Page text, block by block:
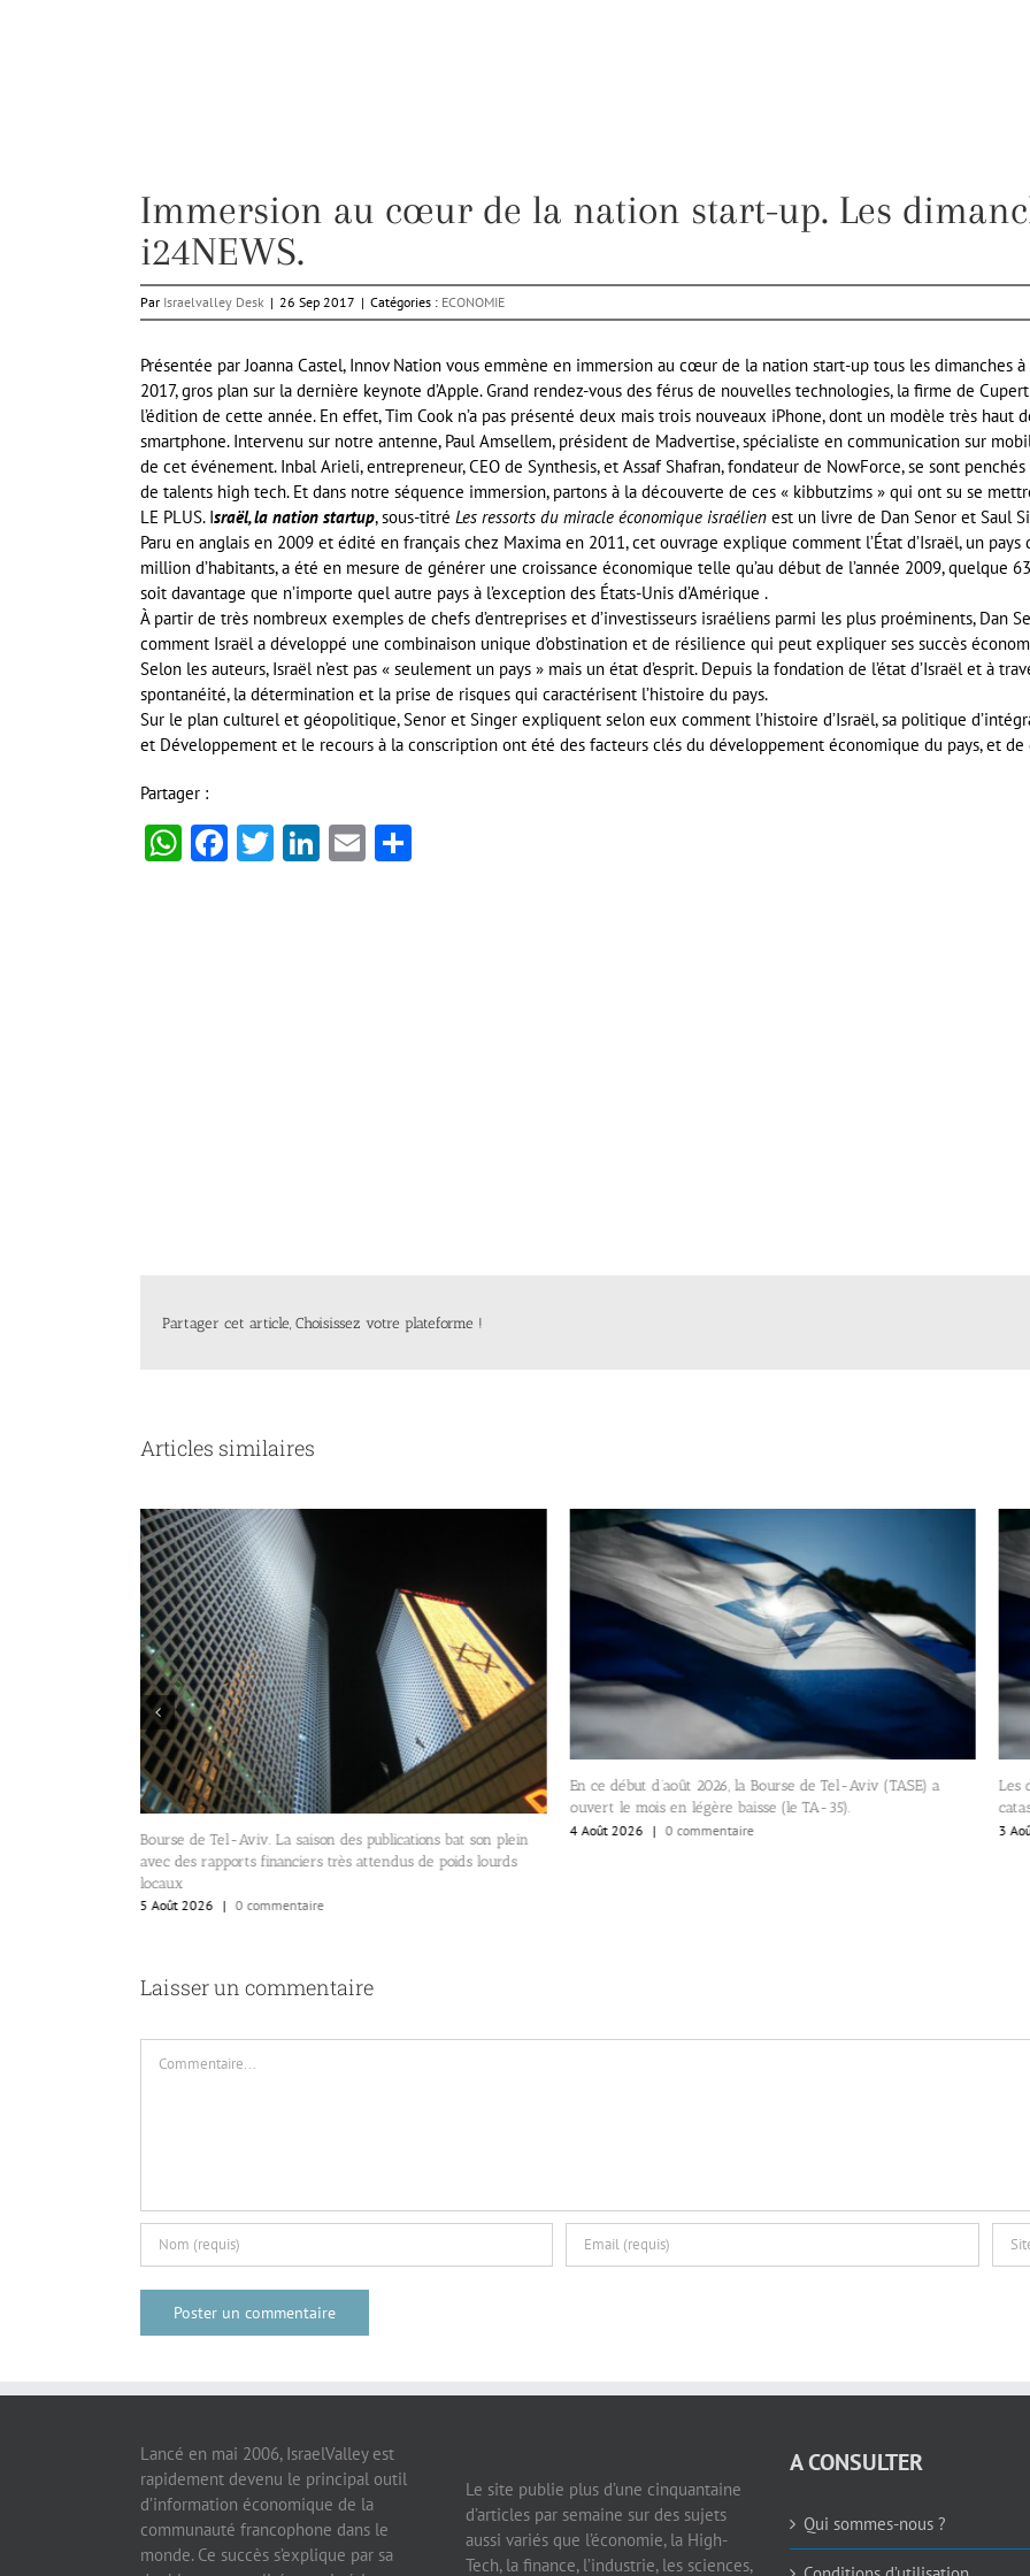
Immersion au cœur de la nation start-up. Les
i24NEWS.
Par Israelvalley Desk | 26 Sep 2017 | Catégories : ECONOMIE
Présentée par Joanna Castel, Innov Nation vous emmène en immersion au cœur de la nation start-up tous les dimanches
2017, gros plan sur la dernière keynote d’Apple. Grand rendez-vous des férus de nouvelles technologies, la firme de
l’édition de cette année. En effet, Tim Cook n’a pas présenté deux mais trois nouveaux iPhone, dont un modèle très haut
smartphone. Intervenu sur notre antenne, Paul Amsellem, président de Madvertise, spécialiste en communication sur
de cet événement. Inbal Arieli, entrepreneur, CEO de Synthesis, et Assaf Shafran, fondateur de NowForce, se sont
de talents high tech. Et dans notre séquence immersion, partons à la découverte de ces « kibbutzims » qui ont su se
LE PLUS. Israël, la nation startup, sous-titré Les ressorts du miracle économique israélien est un livre de Dan Senor et Saul
Paru en anglais en 2009 et édité en français chez Maxima en 2011, cet ouvrage explique comment l’État d’Israël, un
million d’habitants, a été en mesure de générer une croissance économique telle qu’au début de l’année 2009, quelque
soit davantage que n’importe quel autre pays à l’exception des États-Unis d’Amérique .
À partir de très nombreux exemples de chefs d’entreprises et d’investisseurs israéliens parmi les plus proéminents, Dan
comment Israël a développé une combinaison unique d’obstination et de résilience qui peut expliquer ses succès
Selon les auteurs, Israël n’est pas « seulement un pays » mais un état d’esprit. Depuis la fondation de l’état d’Israël et à
spontanéité, la détermination et la prise de risques qui caractérisent l’histoire du pays.
Sur le plan culturel et géopolitique, Senor et Singer expliquent selon eux comment l’histoire d’Israël, sa politique
et Développement et le recours à la conscription ont été des facteurs clés du développement économique du pays, et
Partager :
WhatsApp
Facebook
Twitter
LinkedIn
Email
Partager cet article, Choisissez votre plateforme !
Articles similaires
Bourse de Tel-Aviv. La saison des publications bat son plein
avec des rapports financiers très attendus de poids lourds
locaux
5 Août 2026 | 0 commentaire
En ce début d’août 2026, la Bourse de Tel-Aviv (TASE) a
ouvert le mois en légère baisse (le TA-35).
4 Août 2026 | 0 commentaire
Les
3
Laisser un commentaire
Lancé en mai 2006, IsraelValley est
rapidement devenu le principal outil
d’information économique de la
communauté francophone dans le
monde. Ce succès s’explique par sa
Le site publie plus d’une cinquantaine
d’articles par semaine sur des sujets
aussi variés que l’économie, la High-
Tech, la finance, l’industrie, les sciences,
A CONSULTER
Qui sommes-nous ?